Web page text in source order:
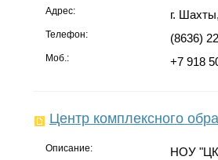
Адрес: г.
Телефон: (8636)
Моб.: +7 918
Центр комплексного
Описание:
НОУ